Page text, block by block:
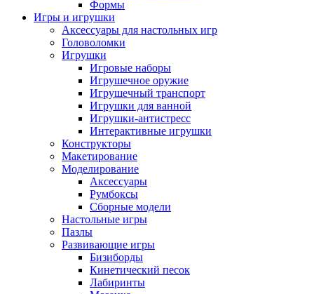
Формы
Игры и игрушки
Аксессуары для настольных игр
Головоломки
Игрушки
Игровые наборы
Игрушечное оружие
Игрушечный транспорт
Игрушки для ванной
Игрушки-антистресс
Интерактивные игрушки
Конструкторы
Макетирование
Моделирование
Аксессуары
Румбоксы
Сборные модели
Настольные игры
Пазлы
Развивающие игры
Бизиборды
Кинетический песок
Лабиринты